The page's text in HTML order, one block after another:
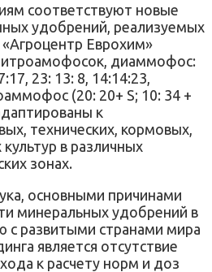
соответствуют новые
удобрений, реализуемых
Еврохим»
диаммофос:
23: 13: 8, 14:14:23,
(20: 20+ S; 10: 34 +
к
технических, кормовых,
в различных
зонах.
основными причинами
минеральных удобрений в
с развитыми странами мира
является отсутствие
к расчету норм и доз